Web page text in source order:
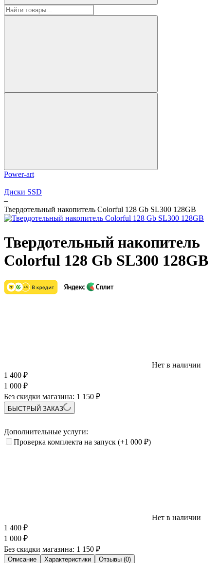
Power-art
–
Диски SSD
–
Твердотельный накопитель Colorful 128 Gb SL300 128GB
Твердотельный накопитель
Colorful 128 Gb SL300 128GB
Нет в наличии
1 400 ₽
1 000 ₽
Без скидки магазина: 1 150 ₽
БЫСТРЫЙ ЗАКАЗ
Дополнительные услуги:
Проверка комплекта на запуск (+1 000 ₽)
Нет в наличии
1 400 ₽
1 000 ₽
Без скидки магазина: 1 150 ₽
Описание Характеристики Отзывы (0)